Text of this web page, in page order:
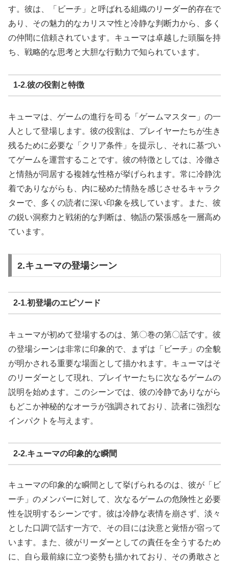
す。彼は、「ビーチ」と呼ばれる組織のリーダー的存在で
あり、その魅力的なカリスマ性と冷静な判断力から、多く
の仲間に信頼されています。キューマは卓越した頭脳を持
ち、戦略的な思考と大胆な行動力で知られています。
1‐2.彼の役割と特徴
キューマは、ゲームの進行を司る「ゲームマスター」の一
人として登場します。彼の役割は、プレイヤーたちが生き
残るために必要な「クリア条件」を提示し、それに基づい
てゲームを運営することです。彼の特徴としては、冷徹さ
と情熱が同居する複雑な性格が挙げられます。常に冷静沈
着でありながらも、内に秘めた情熱を感じさせるキャラク
ターで、多くの読者に深い印象を残しています。また、彼
の鋭い洞察力と戦術的な判断は、物語の緊張感を一層高め
ています。
2.キューマの登場シーン
2‐1.初登場のエピソード
キューマが初めて登場するのは、第〇巻の第〇話です。彼
の登場シーンは非常に印象的で、まずは「ビーチ」の全貌
が明かされる重要な場面として描かれます。キューマはそ
のリーダーとして現れ、プレイヤーたちに次なるゲームの
説明を始めます。このシーンでは、彼の冷静でありながら
もどこか神秘的なオーラが強調されており、読者に強烈な
インパクトを与えます。
2‐2.キューマの印象的な瞬間
キューマの印象的な瞬間として挙げられるのは、彼が「ビ
ーチ」のメンバーに対して、次なるゲームの危険性と必要
性を説明するシーンです。彼は冷静な表情を崩さず、淡々
とした口調で話す一方で、その目には決意と覚悟が宿って
います。また、彼がリーダーとしての責任を全うするため
に、自ら最前線に立つ姿勢も描かれており、その勇敢さと